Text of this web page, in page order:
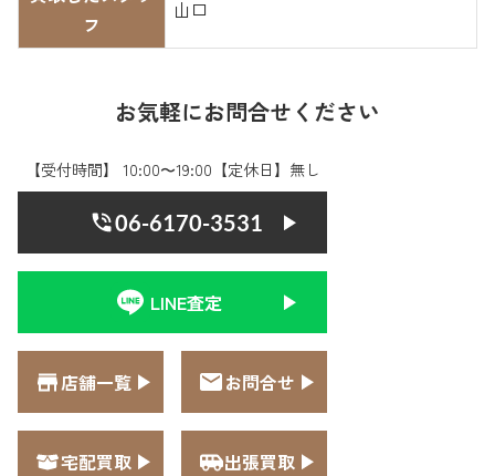
フ
山口
お気軽にお問合せください
【受付時間】 10:00〜19:00【定休日】無し
06-6170-3531
LINE査定
店舗一覧 お問合せ
宅配買取 出張買取